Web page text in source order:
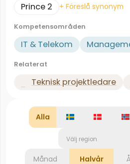
Prince 2 + Föreslå synonym
Kompetensområden
IT & Telekom
Relaterat
Teknisk projektledare
Alla
Välj region
Månad Halvår